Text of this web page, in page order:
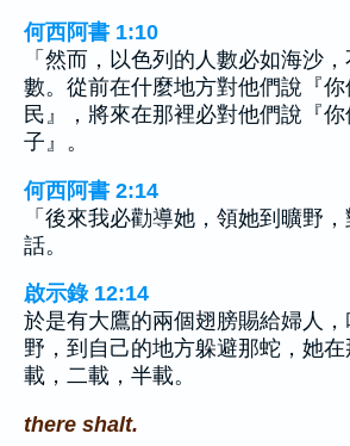
何西阿書 1:10
「然而，以色列的人數必如海沙
數。從前在什麼地方對他們說『
民』，將來在那裡必對他們說『
子』。
何西阿書 2:14
「後來我必勸導她，領她到曠野
話。
啟示錄 12:14
於是有大鷹的兩個翅膀賜給婦人
野，到自己的地方躲避那蛇，她
載，二載，半載。
there shalt.